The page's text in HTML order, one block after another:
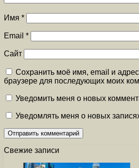
Имя *
Email *
Сайт
Сохранить моё имя, email и
браузере для последующих моих
Уведомить меня о новых
Уведомлять меня о новых
Свежие записи